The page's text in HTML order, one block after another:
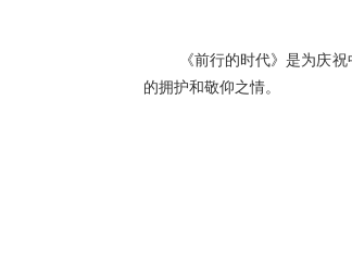
《前行的时代》是为庆祝
的拥护和敬仰之情。